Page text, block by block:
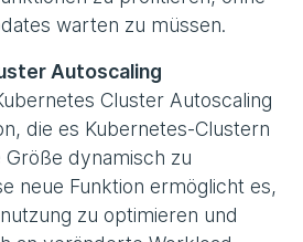
warten zu müssen.
Autoscaling
Cluster Autoscaling
die es Kubernetes-Clustern
dynamisch zu
neue Funktion ermöglicht es,
zu optimieren und